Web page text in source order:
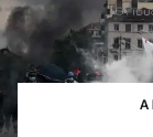
A